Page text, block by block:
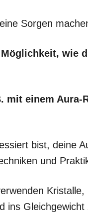
Sorgen
wie
mit einem Aura-
bist, deine
und
ins Gleichgewicht